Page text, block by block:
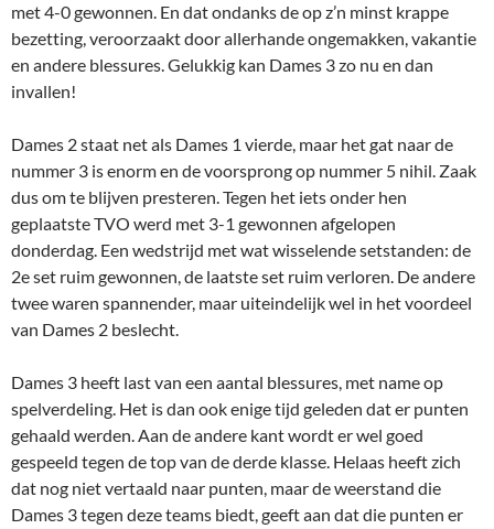
met 4-0 gewonnen. En dat ondanks de op z’n minst krappe
bezetting, veroorzaakt door allerhande ongemakken, vakantie
en andere blessures. Gelukkig kan Dames 3 zo nu en dan
invallen!
Dames 2 staat net als Dames 1 vierde, maar het gat naar de
nummer 3 is enorm en de voorsprong op nummer 5 nihil. Zaak
dus om te blijven presteren. Tegen het iets onder hen
geplaatste TVO werd met 3-1 gewonnen afgelopen
donderdag. Een wedstrijd met wat wisselende setstanden: de
2e set ruim gewonnen, de laatste set ruim verloren. De andere
twee waren spannender, maar uiteindelijk wel in het voordeel
van Dames 2 beslecht.
Dames 3 heeft last van een aantal blessures, met name op
spelverdeling. Het is dan ook enige tijd geleden dat er punten
gehaald werden. Aan de andere kant wordt er wel goed
gespeeld tegen de top van de derde klasse. Helaas heeft zich
dat nog niet vertaald naar punten, maar de weerstand die
Dames 3 tegen deze teams biedt, geeft aan dat die punten er